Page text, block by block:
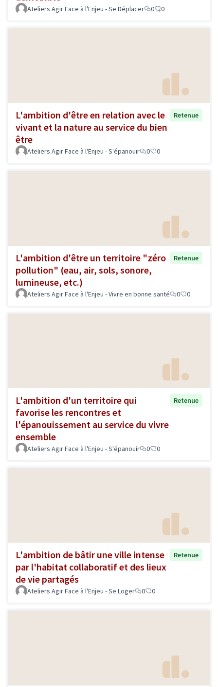
Ateliers Agir Face à l'Enjeu - Se Déplacer 0 0
L'ambition d'être en relation avec le
vivant et la nature au service du bien
être
Retenue
Ateliers Agir Face à l'Enjeu - S'épanouir 0 0
L'ambition d'être un territoire "zéro
pollution" (eau, air, sols, sonore,
lumineuse, etc.)
Retenue
Ateliers Agir Face à l'Enjeu - Vivre en bonne santé 0 0
L'ambition d'un territoire qui
favorise les rencontres et
l'épanouissement au service du vivre
ensemble
Retenue
Ateliers Agir Face à l'Enjeu - S'épanouir 0 0
L'ambition de bâtir une ville intense
par l'habitat collaboratif et des lieux
de vie partagés
Retenue
Ateliers Agir Face à l'Enjeu - Se Loger 0 0